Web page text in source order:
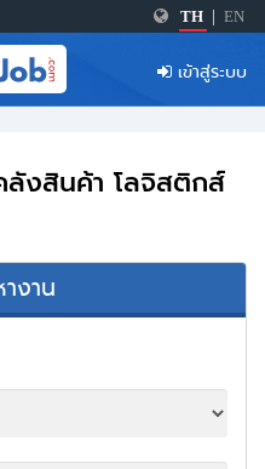
TH EN
เข้าสู่ระบบ
งสินค้า โลจิสติกส์
งาน